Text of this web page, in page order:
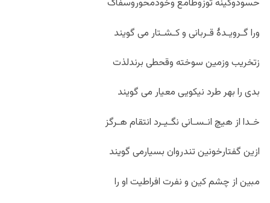
حسودوکینه توزوطامع وخودمحوروسفاک
ورا گـرویـدۀ قـربانی و کـشـتار می گویند
زتخریب وزمین سوخته وقحطی برندلذت
بدی را بهر طرد نیکویی معیار می گویند
خـدا از هیچ انـسـانی نگـیـرد انتقام هـرگز
ازین گفتارخونین تندروان بسیارمی گویند
مبین از چشم کین و نفرت افراطیت او را